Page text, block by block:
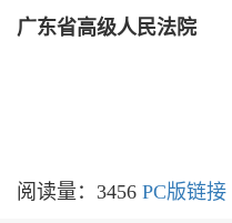
广东省高级人民法院
阅读量：3456 PC版链接